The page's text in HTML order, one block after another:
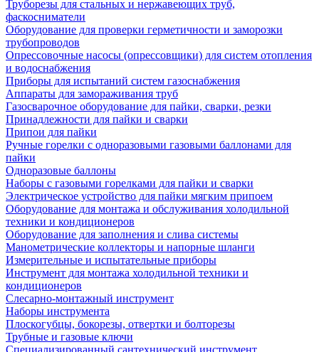
Труборезы для стальных и нержавеющих труб,
фаскосниматели
Оборудование для проверки герметичности и заморозки
трубопроводов
Опрессовочные насосы (опрессовщики) для систем отопления
и водоснабжения
Приборы для испытаний систем газоснабжения
Аппараты для замораживания труб
Газосварочное оборудование для пайки, сварки, резки
Принадлежности для пайки и сварки
Припои для пайки
Ручные горелки с одноразовыми газовыми баллонами для
пайки
Одноразовые баллоны
Наборы с газовыми горелками для пайки и сварки
Электрическое устройство для пайки мягким припоем
Оборудование для монтажа и обслуживания холодильной
техники и кондиционеров
Оборудование для заполнения и слива системы
Манометрические коллекторы и напорные шланги
Измерительные и испытательные приборы
Инструмент для монтажа холодильной техники и
кондиционеров
Слесарно-монтажный инструмент
Наборы инструмента
Плоскогубцы, бокорезы, отвертки и болторезы
Трубные и газовые ключи
Специализированный сантехнический инструмент